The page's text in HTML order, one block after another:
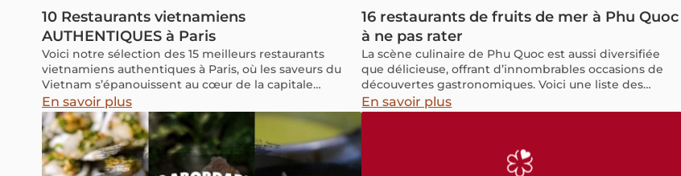
10 Restaurants vietnamiens
AUTHENTIQUES à Paris
Voici notre sélection des 15 meilleurs restaurants
vietnamiens authentiques à Paris, où les saveurs du
Vietnam s’épanouissent au cœur de la capitale
française.
En savoir plus
16 restaurants de fruits de mer à Phu Quoc
à ne pas rater
La scène culinaire de Phu Quoc est aussi diversifiée
que délicieuse, offrant d’innombrables occasions de
découvertes gastronomiques. Voici une liste des
restaurants incontournables à visiter sur cette île
magnifique.
En savoir plus